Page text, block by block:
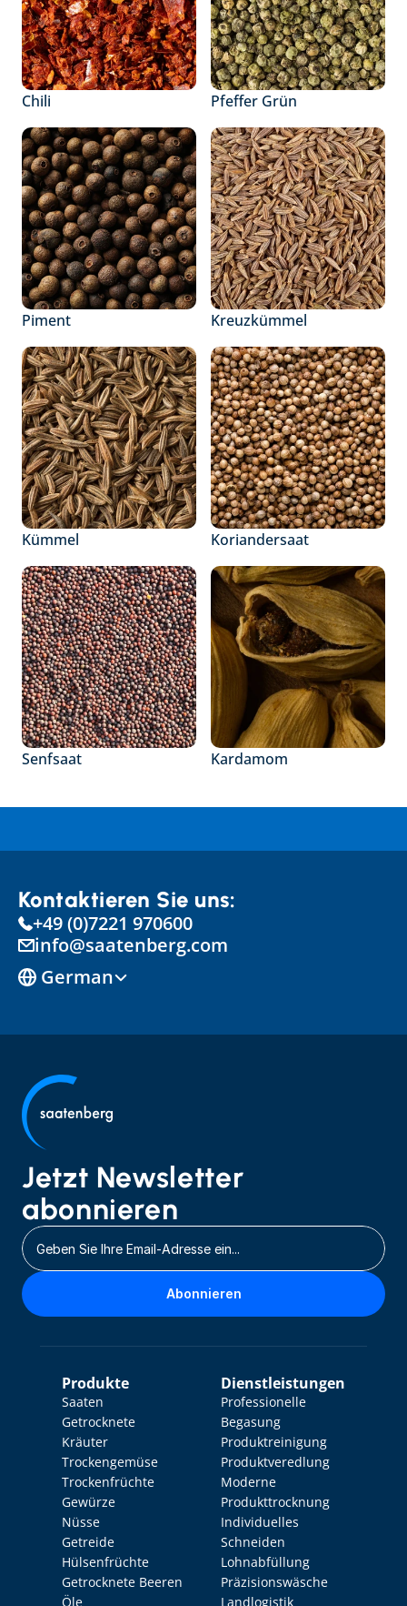
Chili Pfeffer Grün
Piment Kreuzkümmel
Kümmel Koriandersaat
Senfsaat Kardamom
Kontaktieren Sie uns:
+49 (0)7221 970600
info@saatenberg.com
German
Jetzt Newsletter
abonnieren
Abonnieren
Produkte
Saaten
Getrocknete
Kräuter
Trockengemüse
Trockenfrüchte
Gewürze
Nüsse
Getreide
Hülsenfrüchte
Getrocknete Beeren
Öle
Dienstleistungen
Professionelle
Begasung
Produktreinigung
Produktveredlung
Moderne
Produkttrocknung
Individuelles
Schneiden
Lohnabfüllung
Präzisionswäsche
Landlogistik